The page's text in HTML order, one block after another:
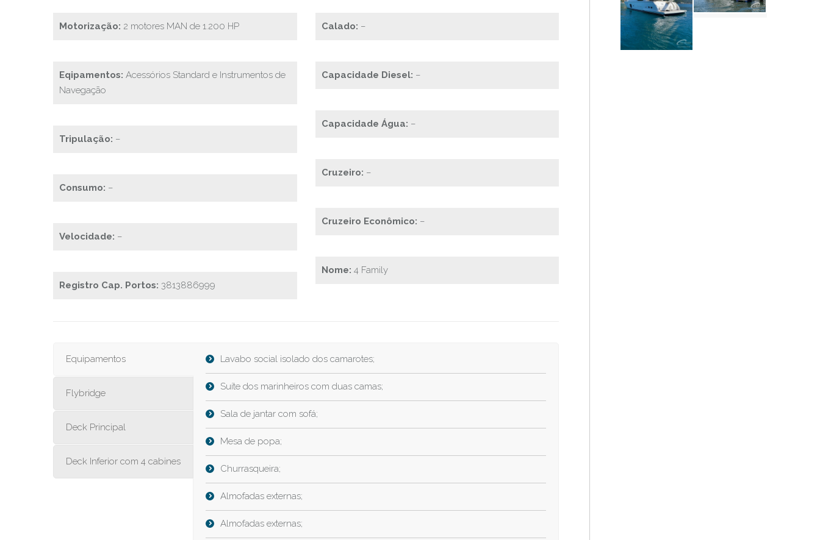
Motorização: 2 motores MAN de 1.200 HP
Eqipamentos: Acessórios Standard e Instrumentos de
Navegação
Tripulação: –
Consumo: –
Velocidade: –
Registro Cap. Portos: 3813886999
Calado: –
Capacidade Diesel: –
Capacidade Água: –
Cruzeiro: –
Cruzeiro Econômico: –
Nome: 4 Family
Equipamentos
Flybridge
Deck Principal
Deck Inferior com 4 cabines
Lavabo social isolado dos camarotes;
Suíte dos marinheiros com duas camas;
Sala de jantar com sofá;
Mesa de popa;
Churrasqueira;
Almofadas externas;
Almofadas externas;